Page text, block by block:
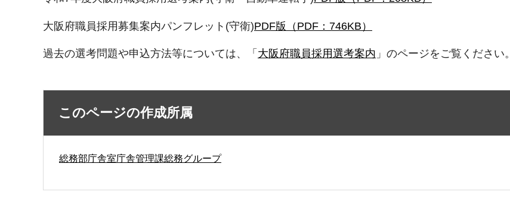
大阪府職員採用募集案内パンフレット(守衛)PDF版（PDF：746KB）
過去の選考問題や申込方法等については、「 大阪府職員採用選考案内 」のページをご覧ください。
このページの作成所属
総務部庁舎室庁舎管理課総務グループ